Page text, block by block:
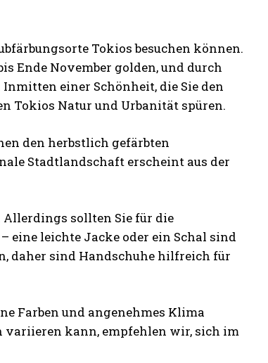
Tokios besuchen können.
Ende November golden, und durch
einer Schönheit, die Sie den
Tokios Natur und Urbanität spüren.
den herbstlich gefärbten
Stadtlandschaft erscheint aus der
Allerdings sollten Sie für die
eine leichte Jacke oder ein Schal sind
daher sind Handschuhe hilfreich für
Farben und angenehmes Klima
variieren kann, empfehlen wir, sich im